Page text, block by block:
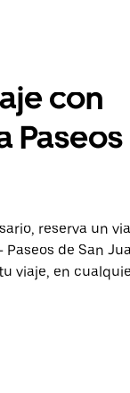
con
reserva un
de San
viaje, en